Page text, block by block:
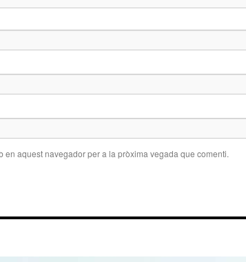
en aquest navegador per a la pròxima vegada que comenti.